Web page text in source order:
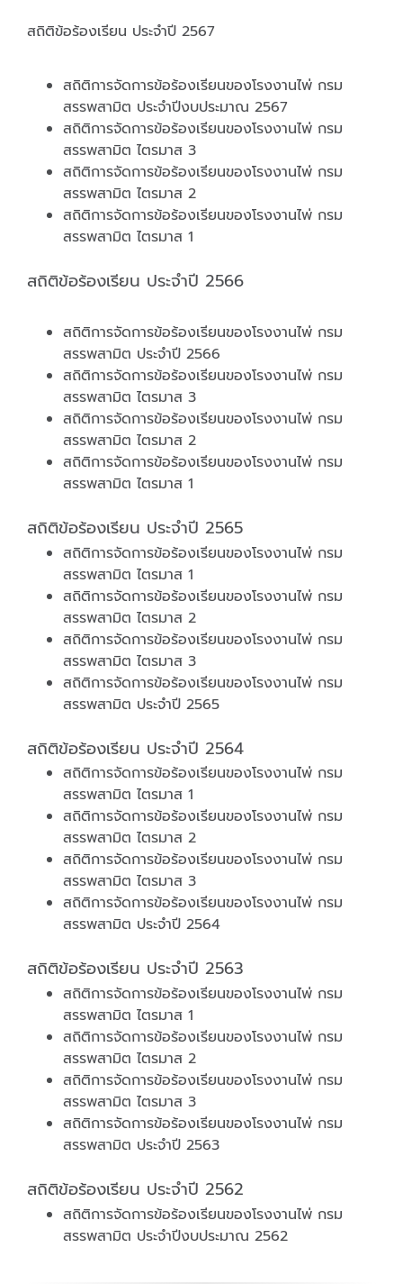
สถิติข้อร้องเรียน ประจำปี 2567
สถิติการจัดการข้อร้องเรียนของโรงงานไพ่ กรม
สรรพสามิต ประจำปีงบประมาณ 2567
สถิติการจัดการข้อร้องเรียนของโรงงานไพ่ กรม
สรรพสามิต ไตรมาส 3
สถิติการจัดการข้อร้องเรียนของโรงงานไพ่ กรม
สรรพสามิต ไตรมาส 2
สถิติการจัดการข้อร้องเรียนของโรงงานไพ่ กรม
สรรพสามิต ไตรมาส 1
สถิติข้อร้องเรียน ประจำปี 2566
สถิติการจัดการข้อร้องเรียนของโรงงานไพ่ กรม
สรรพสามิต ประจำปี 2566
สถิติการจัดการข้อร้องเรียนของโรงงานไพ่ กรม
สรรพสามิต ไตรมาส 3
สถิติการจัดการข้อร้องเรียนของโรงงานไพ่ กรม
สรรพสามิต ไตรมาส 2
สถิติการจัดการข้อร้องเรียนของโรงงานไพ่ กรม
สรรพสามิต ไตรมาส 1
สถิติข้อร้องเรียน ประจำปี 2565
สถิติการจัดการข้อร้องเรียนของโรงงานไพ่ กรม
สรรพสามิต ไตรมาส 1
สถิติการจัดการข้อร้องเรียนของโรงงานไพ่ กรม
สรรพสามิต ไตรมาส 2
สถิติการจัดการข้อร้องเรียนของโรงงานไพ่ กรม
สรรพสามิต ไตรมาส 3
สถิติการจัดการข้อร้องเรียนของโรงงานไพ่ กรม
สรรพสามิต ประจำปี 2565
สถิติข้อร้องเรียน ประจำปี 2564
สถิติการจัดการข้อร้องเรียนของโรงงานไพ่ กรม
สรรพสามิต ไตรมาส 1
สถิติการจัดการข้อร้องเรียนของโรงงานไพ่ กรม
สรรพสามิต ไตรมาส 2
สถิติการจัดการข้อร้องเรียนของโรงงานไพ่ กรม
สรรพสามิต ไตรมาส 3
สถิติการจัดการข้อร้องเรียนของโรงงานไพ่ กรม
สรรพสามิต ประจำปี 2564
สถิติข้อร้องเรียน ประจำปี 2563
สถิติการจัดการข้อร้องเรียนของโรงงานไพ่ กรม
สรรพสามิต ไตรมาส 1
สถิติการจัดการข้อร้องเรียนของโรงงานไพ่ กรม
สรรพสามิต ไตรมาส 2
สถิติการจัดการข้อร้องเรียนของโรงงานไพ่ กรม
สรรพสามิต ไตรมาส 3
สถิติการจัดการข้อร้องเรียนของโรงงานไพ่ กรม
สรรพสามิต ประจำปี 2563
สถิติข้อร้องเรียน ประจำปี 2562
สถิติการจัดการข้อร้องเรียนของโรงงานไพ่ กรม
สรรพสามิต ประจำปีงบประมาณ 2562